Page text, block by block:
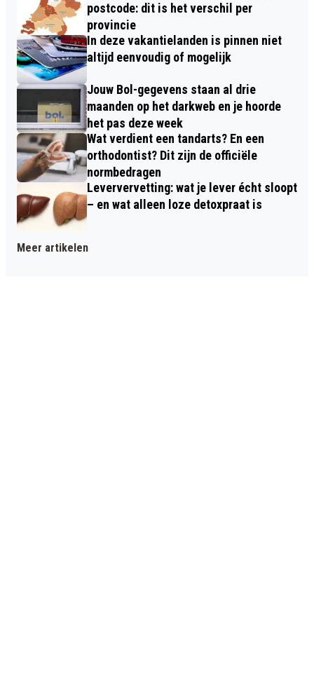
postcode: dit is het verschil per
provincie
In deze vakantielanden is pinnen niet
altijd eenvoudig of mogelijk
Jouw Bol-gegevens staan al drie
maanden op het darkweb en je hoorde
het pas deze week
Wat verdient een tandarts? En een
orthodontist? Dit zijn de officiële
normbedragen
Leververvetting: wat je lever écht sloopt
– en wat alleen loze detoxpraat is
Meer artikelen